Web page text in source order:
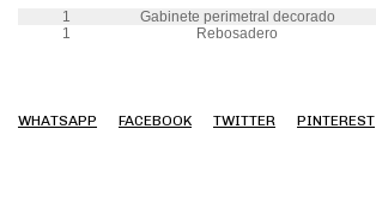
1
Gabinete perimetral decorado
1
Rebosadero
WHATSAPP FACEBOOK TWITTER PINTEREST